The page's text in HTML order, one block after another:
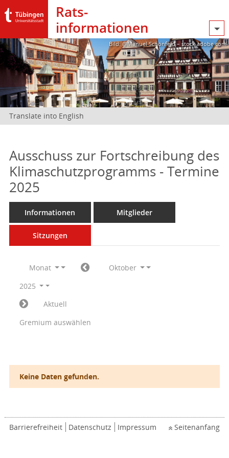
Rats­
informationen
Bild: @Manuel Schönfeld – stock.adobe.com
Translate into English
Ausschuss zur Fortschreibung des
Klimaschutzprogramms - Termine
2025
Informationen Mitglieder
Sitzungen
Monat
Oktober
2025
Aktuell
Gremium auswählen
Keine Daten gefunden.
Barrierefreiheit Datenschutz Impressum Seitenanfang